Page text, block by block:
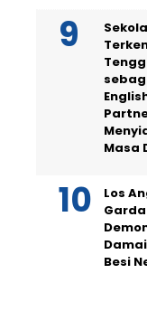
Masa
Los
Besi